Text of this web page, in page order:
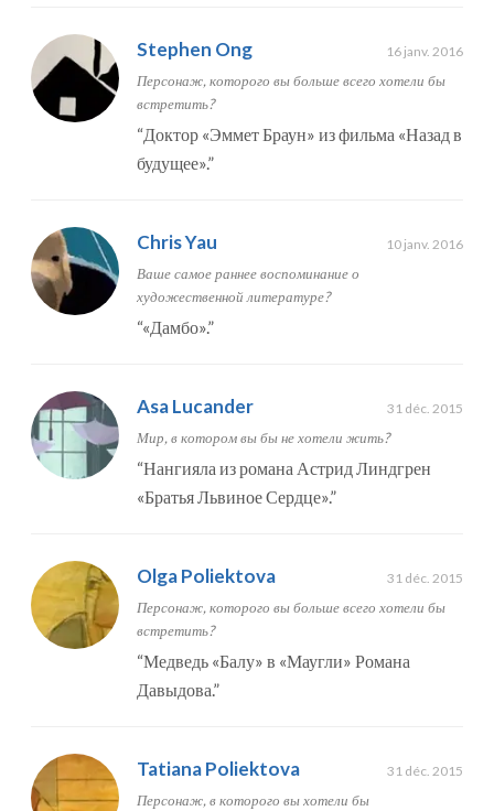
Stephen Ong 16 janv. 2016
Персонаж, которого вы больше всего хотели бы
встретить?
“Доктор «Эммет Браун» из фильма «Назад в
будущее».”
Chris Yau 10 janv. 2016
Ваше самое раннее воспоминание о
художественной литературе?
“«Дамбо».”
Asa Lucander 31 déc. 2015
Мир, в котором вы бы не хотели жить?
“Нангияла из романа Астрид Линдгрен
«Братья Львиное Сердце».”
Olga Poliektova 31 déc. 2015
Персонаж, которого вы больше всего хотели бы
встретить?
“Медведь «Балу» в «Маугли» Романа
Давыдова.”
Tatiana Poliektova 31 déc. 2015
Персонаж, в которого вы хотели бы